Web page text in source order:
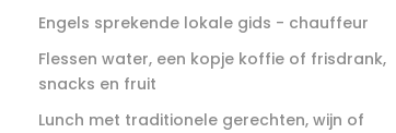
Engels sprekende lokale gids - chauffeur
Flessen water, een kopje koffie of frisdrank,
snacks en fruit
Lunch met traditionele gerechten, wijn of